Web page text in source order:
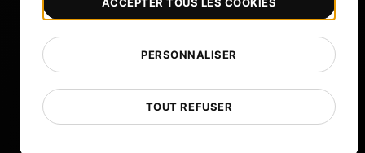
Copyright © 2026 LoadFocus | Conditions générales |
Politique de confidentialité | Protection des données |
Préférences cookies
TOUT REFUSER
PERSONNALISER